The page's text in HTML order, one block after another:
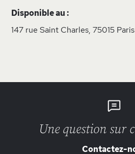
Disponible au :
147 rue Saint Charles, 75015
Une question sur
Contactez-